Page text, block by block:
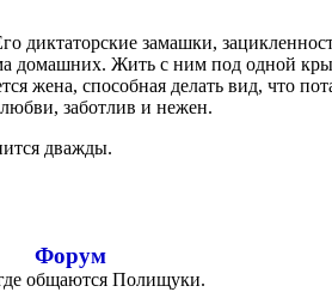
диктаторские замашки,
домашних. Жить с ним под одной
жена, способная делать вид, что
заботлив и нежен.
дважды.
Форум
общаются Полищуки.